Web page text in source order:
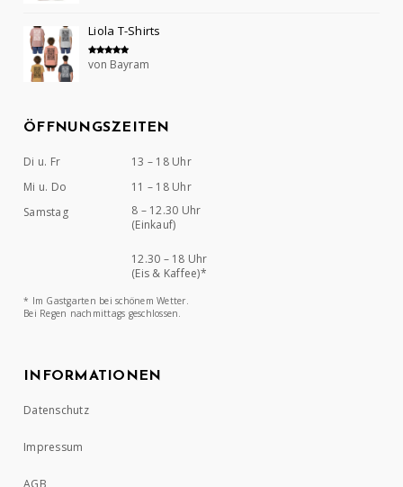
Liola T-Shirts
Bewertet mit
von Bayram
ÖFFNUNGSZEITEN
Di u. Fr
13 – 18 Uhr
Mi u. Do
11 – 18 Uhr
Samstag
8 – 12.30 Uhr
(Einkauf)
12.30 – 18 Uhr
(Eis & Kaffee)*
* Im Gastgarten bei schönem Wetter.
Bei Regen nachmittags geschlossen.
INFORMATIONEN
Datenschutz
Impressum